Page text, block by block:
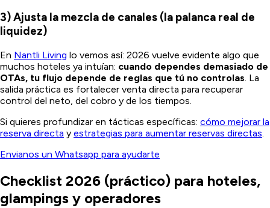
3) Ajusta la mezcla de canales (la palanca real de
liquidez)
En Nantli Living lo vemos así: 2026 vuelve evidente algo que
muchos hoteles ya intuían: cuando dependes demasiado de
OTAs, tu flujo depende de reglas que tú no controlas. La
salida práctica es fortalecer venta directa para recuperar
control del neto, del cobro y de los tiempos.
Si quieres profundizar en tácticas específicas: cómo mejorar la
reserva directa y estrategias para aumentar reservas directas.
Envianos un Whatsapp para ayudarte
Checklist 2026 (práctico) para hoteles,
glampings y operadores